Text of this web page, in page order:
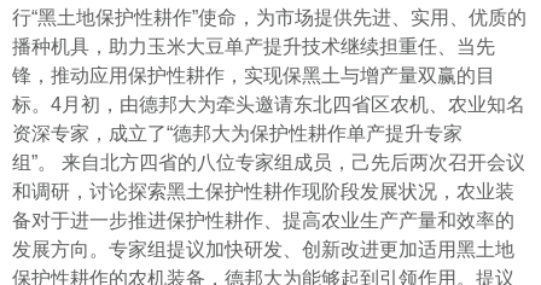
行“黑土地保护性耕作”使命，为市场提供先进、实用、优质的
播种机具，助力玉米大豆单产提升技术继续担重任、当先
锋，推动应用保护性耕作，实现保黑土与增产量双赢的目
标。4月初，由德邦大为牵头邀请东北四省区农机、农业知名
资深专家，成立了“德邦大为保护性耕作单产提升专家
组”。
来自北方四省的八位专家组成员，己先后两次召开会议
和调研，讨论探索黑土保护性耕作现阶段发展状况，农业装
备对于进一步推进保护性耕作、提高农业生产产量和效率的
发展方向。专家组提议加快研发、创新改进更加适用黑土地
保护性耕作的农机装备，德邦大为能够起到引领作用。 提议